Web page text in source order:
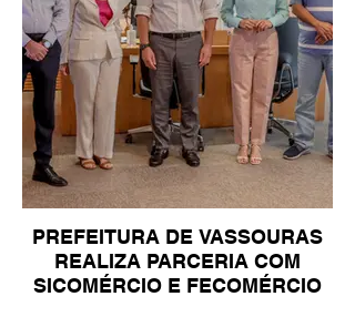
PREFEITURA DE VASSOURAS
REALIZA PARCERIA COM
SICOMÉRCIO E FECOMÉRCIO